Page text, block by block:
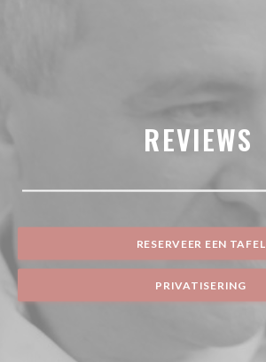
REVIEWS
RESERVEER EEN TAFEL
PRIVATISERING